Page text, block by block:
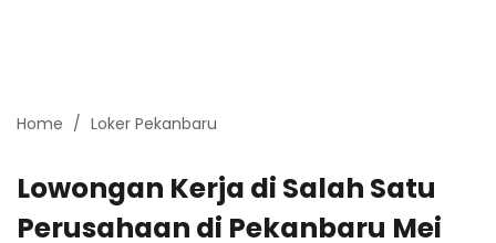
Home Loker Pekanbaru
Lowongan Kerja di Salah Satu
Perusahaan di Pekanbaru Mei